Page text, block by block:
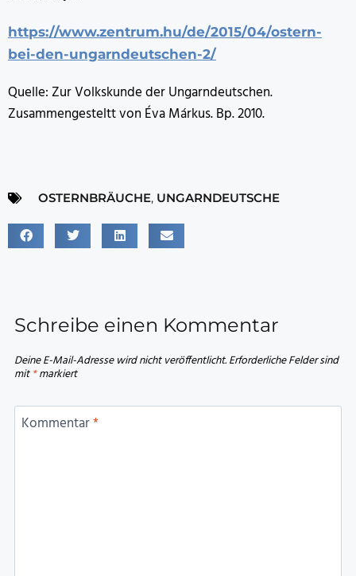
https://www.zentrum.hu/de/2015/04/ostern-
bei-den-ungarndeutschen-2/
Quelle: Zur Volkskunde der Ungarndeutschen.
Zusammengesteltt von Éva Márkus. Bp. 2010.
OSTERNBRÄUCHE, UNGARNDEUTSCHE
Schreibe einen Kommentar
Deine E-Mail-Adresse wird nicht veröffentlicht.Erforderliche Felder sind
mit*markiert
Kommentar*